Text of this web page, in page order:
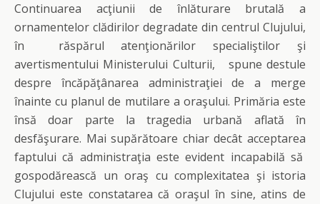
Continuarea acţiunii de înlăturare brutală a
ornamentelor clădirilor degradate din centrul Clujului,
în răspărul atenţionărilor specialiştilor şi
avertismentului Ministerului Culturii, spune destule
despre încăpăţânarea administraţiei de a merge
înainte cu planul de mutilare a oraşului. Primăria este
însă doar parte la tragedia urbană aflată în
desfăşurare. Mai supărătoare chiar decât acceptarea
faptului că administraţia este evident incapabilă să
gospodărească un oraş cu complexitatea şi istoria
Clujului este constatarea că oraşul în sine, atins de